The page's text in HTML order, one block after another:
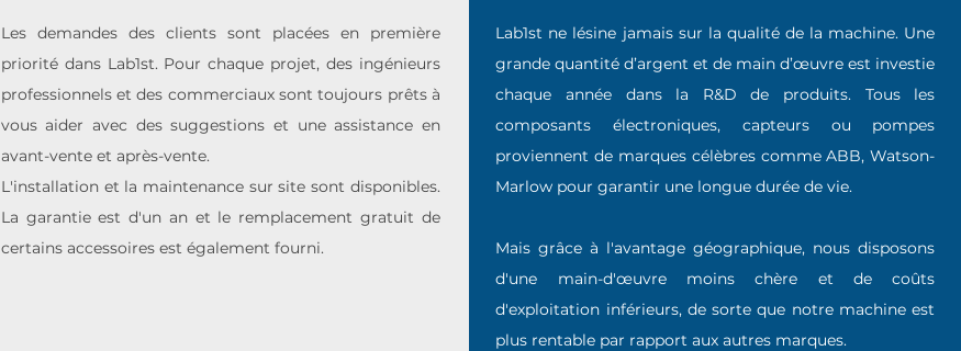
Les demandes des clients sont placées en première
priorité dans Lab1st. Pour chaque projet, des ingénieurs
professionnels et des commerciaux sont toujours prêts à
vous aider avec des suggestions et une assistance en
avant-vente et après-vente.
L'installation et la maintenance sur site sont disponibles.
La garantie est d'un an et le remplacement gratuit de
certains accessoires est également fourni.
Lab1st ne lésine jamais sur la qualité de la machine. Une
grande quantité d’argent et de main d’œuvre est investie
chaque année dans la R&D de produits. Tous les
composants électroniques, capteurs ou pompes
proviennent de marques célèbres comme ABB, Watson-
Marlow pour garantir une longue durée de vie.
Mais grâce à l'avantage géographique, nous disposons
d'une main-d'œuvre moins chère et de coûts
d'exploitation inférieurs, de sorte que notre machine est
plus rentable par rapport aux autres marques.